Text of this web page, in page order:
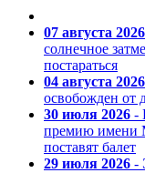
07 августа 2026
солнечное
постараться
04 августа 2026
освобожден от
30 июля 2026 -
премию имени
поставят балет
29 июля 2026 -